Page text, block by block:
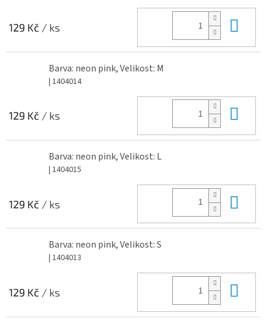
129 Kč / ks
Barva: neon pink, Velikost: M
| 1404014
129 Kč / ks
Barva: neon pink, Velikost: L
| 1404015
129 Kč / ks
Barva: neon pink, Velikost: S
| 1404013
129 Kč / ks